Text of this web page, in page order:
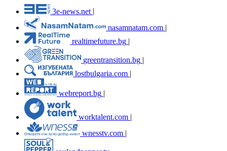
3e-news.net
nasamnatam.com |
realtimefuture.bg |
greentransition.bg |
lostbulgaria.com |
webreport.bg
worktalent.com |
wnesstv.com |